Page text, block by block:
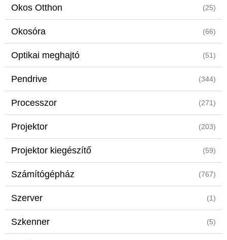
Okos Otthon (25)
Okosóra (66)
Optikai meghajtó (51)
Pendrive (344)
Processzor (271)
Projektor (203)
Projektor kiegészítő (59)
Számítógépház (767)
Szerver (1)
Szkenner (5)